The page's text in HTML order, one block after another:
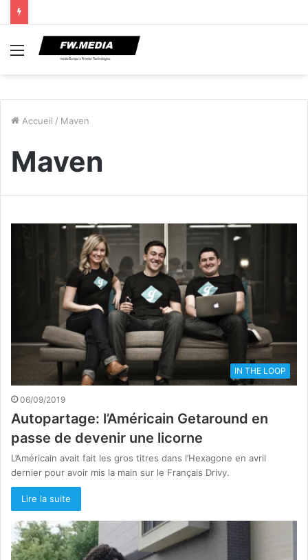
Menu
Accueil / Maven
Maven
IN THE LOOP
06/09/2019
Autopartage: l’Américain Getaround en
passe de devenir une licorne
L’Américain avait fait les gros titres dans l’Hexagone en avril
dernier pour avoir mis la main sur le Français Drivy.
Lire la suite